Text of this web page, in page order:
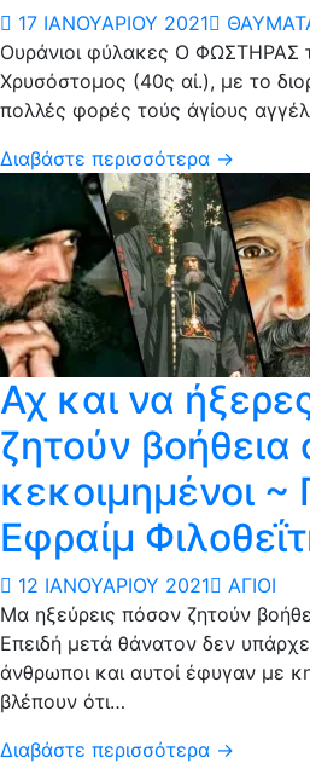
17 ΙΑΝΟΥΑΡΊΟΥ 2021
Ουράνιοι φύλακες Ο ΦΩΣΤΗΡΑΣ
Χρυσόστομος (40ς αί.), με το
πολλές φορές τούς άγίους
Διαβάστε περισσότερα →
Αχ και να
ζητούν βοήθεια
κεκοιμημένοι ~
Εφραίμ
12 ΙΑΝΟΥΑΡΊΟΥ 2021
ΆΓΙΟΙ
Μα ηξεύρεις πόσον ζητούν
Επειδή μετά θάνατον δεν
άνθρωποι και αυτοί έφυγαν με
βλέπουν ότι…
Διαβάστε περισσότερα →